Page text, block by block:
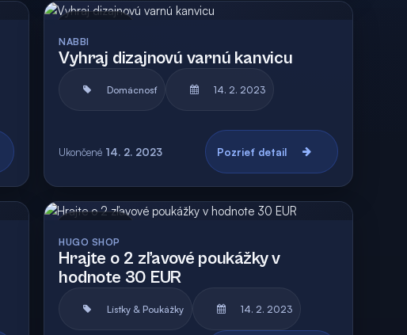
NABBI
Vyhraj dizajnovú varnú kanvicu
Domácnosť 14. 2. 2023
Ukončené 14. 2. 2023 Pozrieť detail
HUGO SHOP
Hrajte o 2 zľavové poukážky v
hodnote 30 EUR
Lístky & Poukážky 14. 2. 2023